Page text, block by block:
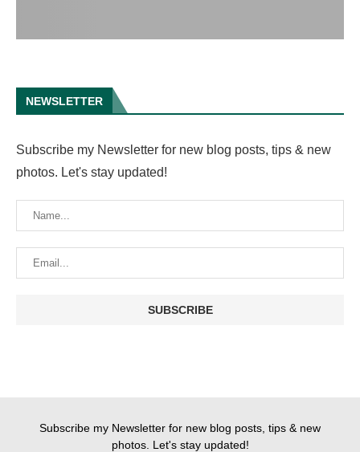
NEWSLETTER
Subscribe my Newsletter for new blog posts, tips & new
photos. Let's stay updated!
Subscribe my Newsletter for new blog posts, tips & new
photos. Let's stay updated!